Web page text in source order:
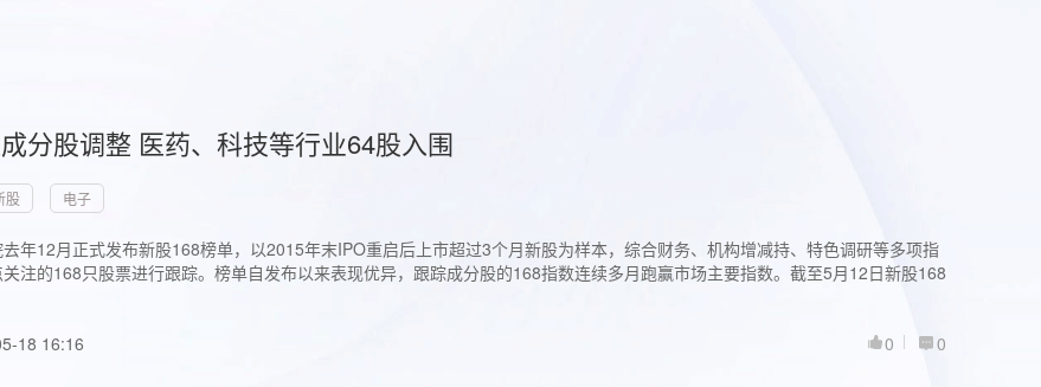
分股调整 医药、科技等行业64股入围
股 电子
年12月正式发布新股168榜单，以2015年末IPO重启后上市超过3个月新股为样本，综合财务、机构增减持、特色调研等多项指
注的168只股票进行跟踪。榜单自发布以来表现优异，跟踪成分股的168指数连续多月跑赢市场主要指数。截至5月12日新股168
18 16:16 0
0